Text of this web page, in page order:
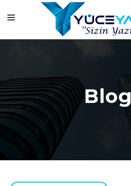
HİZMETLERİMİZ
ÜRÜNLERİMİZ
BAŞARI HİKAYELERİMİZ
ONLİNE EĞİTİM
BLOG
İLETİŞİM
Blog